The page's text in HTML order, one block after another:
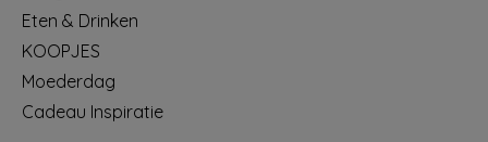
Eten & Drinken
KOOPJES
Moederdag
Cadeau Inspiratie